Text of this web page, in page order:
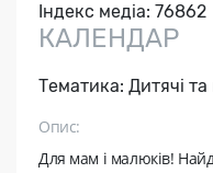
Індекс медіа: 76862
КАЛЕНДАР
Тематика: Дитячі
Опис:
Для мам і малюків!